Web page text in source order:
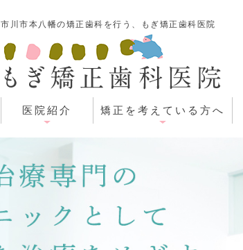
市川市本八幡の矯正歯科を行う、もぎ矯正歯科医院
医院紹介 矯正を考えている方へ